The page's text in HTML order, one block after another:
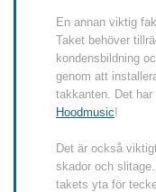
En annan viktig
Taket behöver
kondensbildning
genom att
takkanten. Det
Hoodmusic!
Det är också
skador och
takets yta för